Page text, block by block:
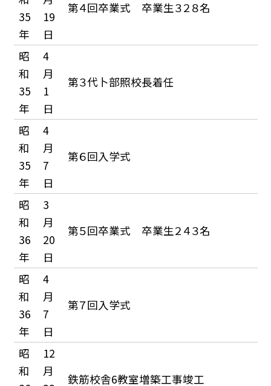
35
年
19
日
第４回卒業式 卒業生３２８名
昭
和
35
年
4
月
1
日
第３代卜部照校長着任
昭
和
35
年
4
月
7
日
第６回入学式
昭
和
36
年
3
月
20
日
第５回卒業式 卒業生２４３名
昭
和
36
年
4
月
7
日
第７回入学式
昭
和
12
月
鉄筋校舎6教室増築工事竣工